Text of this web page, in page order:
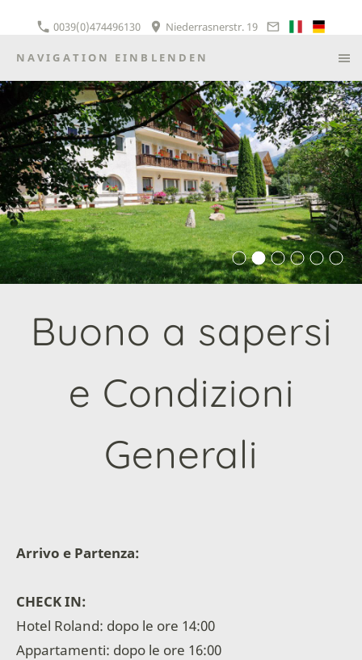
0039(0)474496130 Niederrasnerstr. 19
NAVIGATION EINBLENDEN
Buono a sapersi
e Condizioni
Generali
Arrivo e Partenza:
CHECK IN:
Hotel Roland: dopo le ore 14:00
Appartamenti: dopo le ore 16:00